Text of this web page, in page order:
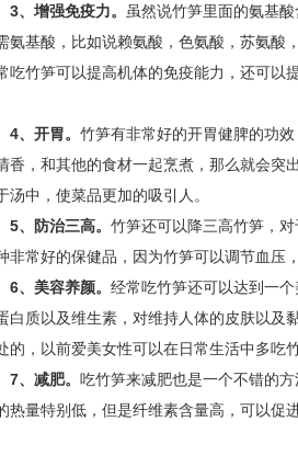
3、增强免疫力。 虽然说竹笋里面的氨基
氨基酸，比如说赖氨酸，色氨酸，苏氨酸
吃竹笋可以提高机体的免疫能力，还可以
4、开胃。 竹笋有非常好的开胃健脾的功
香，和其他的食材一起烹煮，那么就会突
汤中，使菜品更加的吸引人。
5、防治三高。 竹笋还可以降三高竹笋，
非常好的保健品，因为竹笋可以调节血压
6、美容养颜。 经常吃竹笋还可以达到一
白质以及维生素，对维持人体的皮肤以及
的，以前爱美女性可以在日常生活中多吃竹
7、减肥。 吃竹笋来减肥也是一个不错的
热量特别低，但是纤维素含量高，可以促